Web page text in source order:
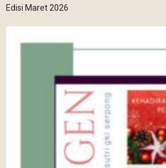
Edisi Maret 2026